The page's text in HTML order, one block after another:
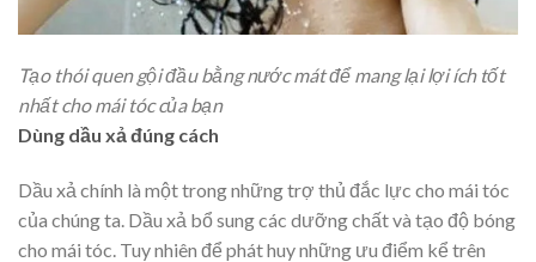
Tạo thói quen gội đầu bằng nước mát để mang lại lợi ích tốt
nhất cho mái tóc của bạn
Dùng dầu xả đúng cách
Dầu xả chính là một trong những trợ thủ đắc lực cho mái tóc
của chúng ta. Dầu xả bổ sung các dưỡng chất và tạo độ bóng
cho mái tóc. Tuy nhiên để phát huy những ưu điểm kể trên